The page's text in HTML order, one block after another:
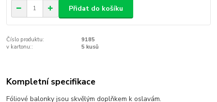
Přidat do košíku
Číslo produktu:
9185
v kartonu::
5 kusů
Kompletní specifikace
Fóliové balonky jsou skvělým doplňkem k oslavám.